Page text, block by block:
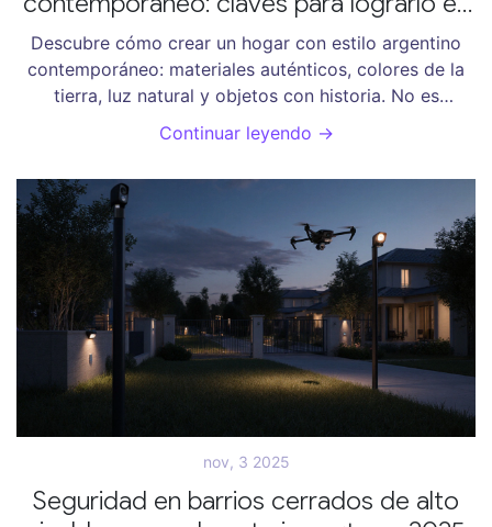
tu hogar
Descubre cómo crear un hogar con estilo argentino
contemporáneo: materiales auténticos, colores de la
tierra, luz natural y objetos con historia. No es
decoración, es identidad.
Continuar leyendo →
nov, 3 2025
Seguridad en barrios cerrados de alto